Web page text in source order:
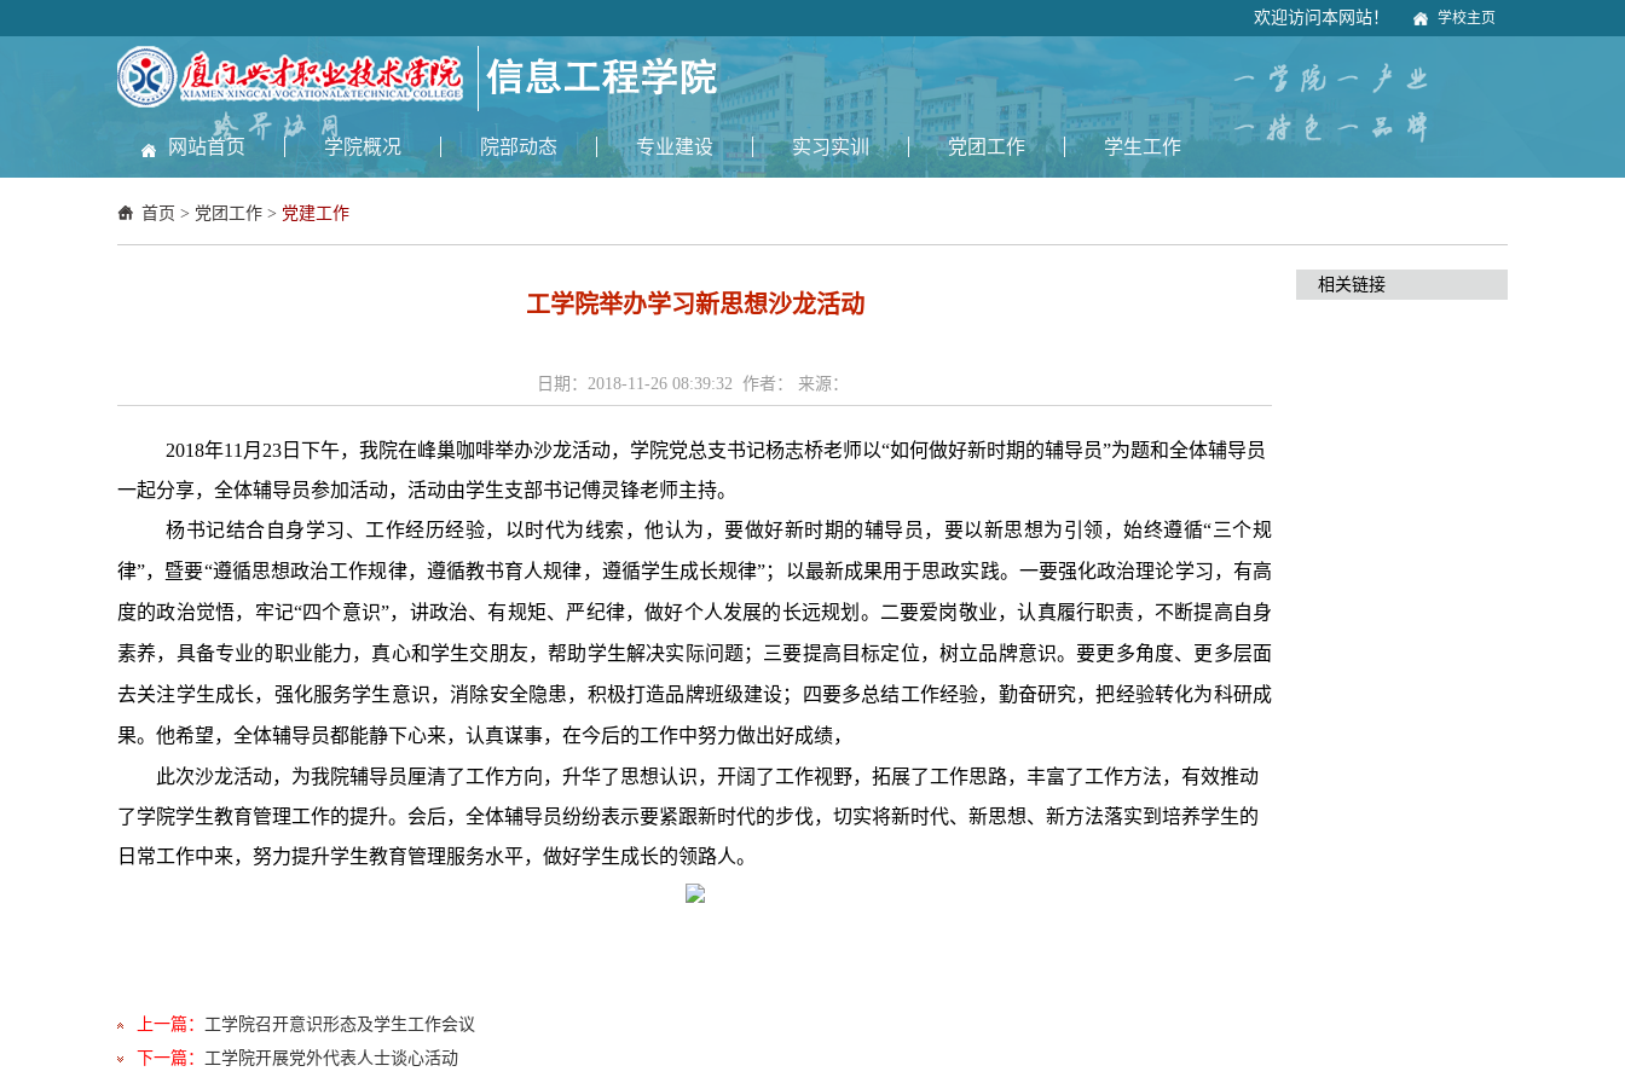
欢迎访问本网站！ 学校主页
网站首页 学院概况 院部动态 专业建设 实习实训 党团工作 学生工作
首页 > 党团工作 > 党建工作
工学院举办学习新思想沙龙活动
日期：2018-11-26 08:39:32 作者： 来源：
2018年11 月 23 日下午，我院在峰巢咖啡举办沙龙活动，学院党总支书记杨志桥老师以“如何做好新时期的辅导员”为题和全体辅导员
一起分享，全体辅导员参加活动，活动由学生支部书记傅灵锋老师主持。
杨书记结合自身学习、工作经历经验，以时代为线索，他认为，要做好新时期的辅导员，要以新思想为引领，始终遵循“三个规
律”，暨要“遵循思想政治工作规律，遵循教书育人规律，遵循学生成长规律”；以最新成果用于思政实践。一要强化政治理论学习，有高
度的政治觉悟，牢记“四个意识”，讲政治、有规矩、严纪律，做好个人发展的长远规划。二要爱岗敬业，认真履行职责，不断提高自身
素养，具备专业的职业能力，真心和学生交朋友，帮助学生解决实际问题；三要提高目标定位，树立品牌意识。要更多角度、更多层面
去关注学生成长，强化服务学生意识，消除安全隐患，积极打造品牌班级建设；四要多总结工作经验，勤奋研究，把经验转化为科研成
果。他希望，全体辅导员都能静下心来，认真谋事，在今后的工作中努力做出好成绩，
此次沙龙活动，为我院辅导员厘清了工作方向，升华了思想认识，开阔了工作视野，拓展了工作思路，丰富了工作方法，有效推动
了学院学生教育管理工作的提升。会后，全体辅导员纷纷表示要紧跟新时代的步伐，切实将新时代、新思想、新方法落实到培养学生的
日常工作中来，努力提升学生教育管理服务水平，做好学生成长的领路人。
上一篇： 工学院召开意识形态及学生工作会议
下一篇： 工学院开展党外代表人士谈心活动
相关链接